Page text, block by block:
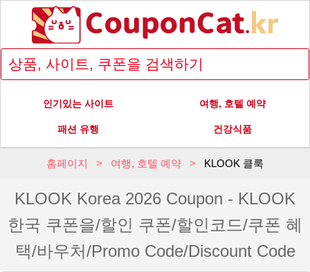
인기있는 사이트 여행, 호텔 예약
패션 유행 건강식품
홈페이지 여행, 호텔 예약 KLOOK 클룩
KLOOK Korea 2026 Coupon - KLOOK
한국 쿠폰을/할인 쿠폰/할인코드/쿠폰 혜
택/바우처/Promo Code/Discount Code